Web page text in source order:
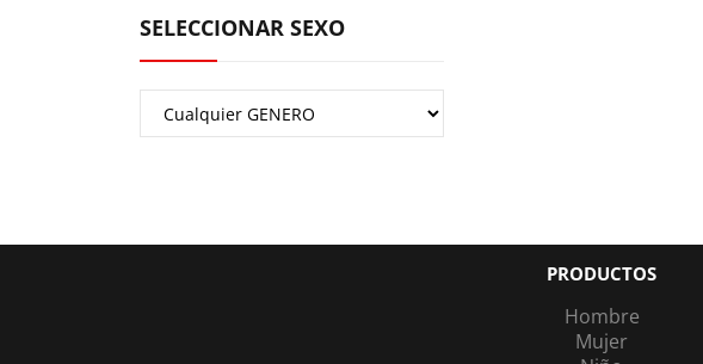
SELECCIONAR SEXO
PRODUCTOS
Hombre
Mujer